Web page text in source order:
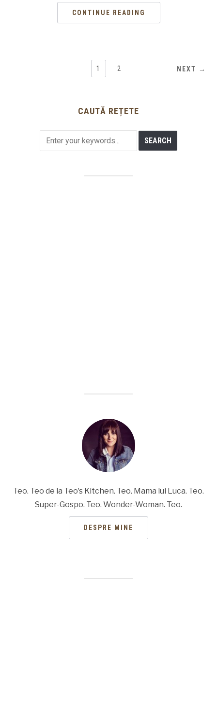
CONTINUE READING
1 2 NEXT →
CAUTĂ REȚETE
Teo. Teo de la Teo's Kitchen. Teo. Mama lui Luca. Teo.
Super-Gospo. Teo. Wonder-Woman. Teo.
DESPRE MINE